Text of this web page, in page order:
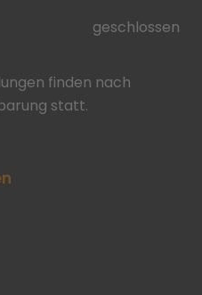
geschlossen
finden nach
statt.